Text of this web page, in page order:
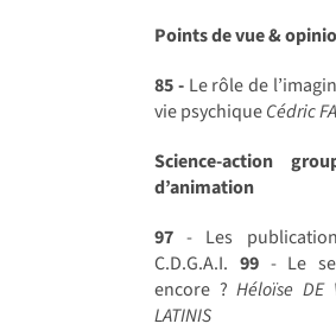
Points de vue &
85 -Le rôle de
vie psychiqueCédric
Science-action
d’animation
97 - Les
C.D.G.A.I. 99- Le
encore ?Héloïse DE
LATINIS